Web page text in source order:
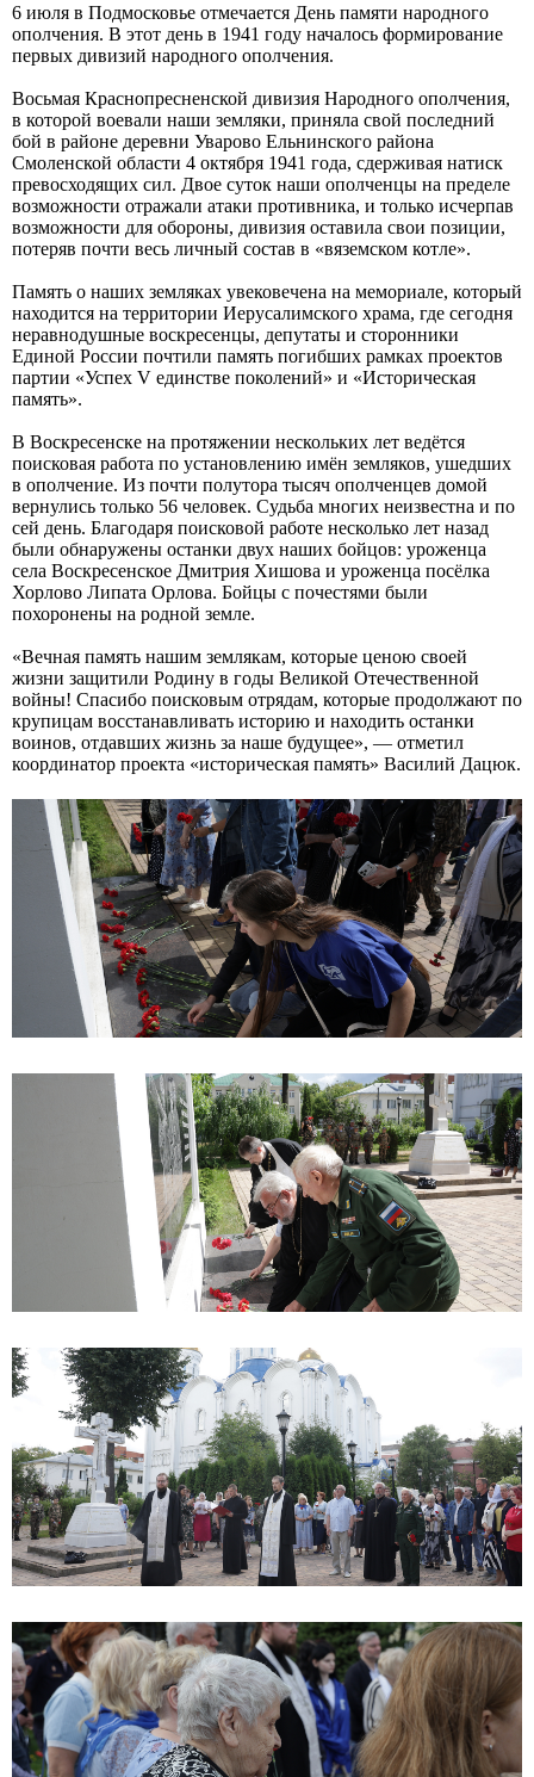
6 июля в Подмосковье отмечается День памяти народного
ополчения. В этот день в 1941 году началось формирование
первых дивизий народного ополчения.
Восьмая Краснопресненской дивизия Народного ополчения,
в которой воевали наши земляки, приняла свой последний
бой в районе деревни Уварово Ельнинского района
Смоленской области 4 октября 1941 года, сдерживая натиск
превосходящих сил. Двое суток наши ополченцы на пределе
возможности отражали атаки противника, и только исчерпав
возможности для обороны, дивизия оставила свои позиции,
потеряв почти весь личный состав в «вяземском котле».
Память о наших земляках увековечена на мемориале, который
находится на территории Иерусалимского храма, где сегодня
неравнодушные воскресенцы, депутаты и сторонники
Единой России почтили память погибших рамках проектов
партии «Успех V единстве поколений» и «Историческая
память».
В Воскресенске на протяжении нескольких лет ведётся
поисковая работа по установлению имён земляков, ушедших
в ополчение. Из почти полутора тысяч ополченцев домой
вернулись только 56 человек. Судьба многих неизвестна и по
сей день. Благодаря поисковой работе несколько лет назад
были обнаружены останки двух наших бойцов: уроженца
села Воскресенское Дмитрия Хишова и уроженца посёлка
Хорлово Липата Орлова. Бойцы с почестями были
похоронены на родной земле.
«Вечная память нашим землякам, которые ценою своей
жизни защитили Родину в годы Великой Отечественной
войны! Спасибо поисковым отрядам, которые продолжают по
крупицам восстанавливать историю и находить останки
воинов, отдавших жизнь за наше будущее», — отметил
координатор проекта «историческая память» Василий Дацюк.